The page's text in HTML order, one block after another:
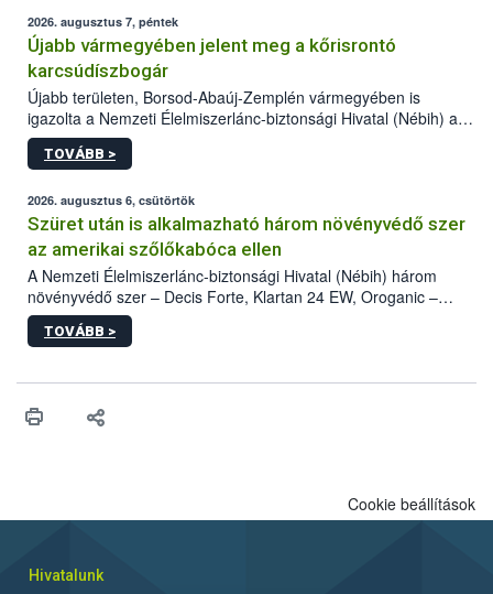
2026. augusztus 7, péntek
Újabb vármegyében jelent meg a kőrisrontó
karcsúdíszbogár
Újabb területen, Borsod-Abaúj-Zemplén vármegyében is
igazolta a Nemzeti Élelmiszerlánc-biztonsági Hivatal (Nébih) a
kőrisrontó karcsúdíszbogár (Agrilus planipennis) jelenlétét. A
kártevőt nem csak színcsapdában találták meg, de már fertőzött
az intenzív felderítést, emellett az intézkedéseket a szlovák
hatósággal is összehangolják a terjedés megállítása érdekében.
TOVÁBB >
2026. augusztus 6, csütörtök
Szüret után is alkalmazható három növényvédő szer
az amerikai szőlőkabóca ellen
A Nemzeti Élelmiszerlánc-biztonsági Hivatal (Nébih) három
növényvédő szer – Decis Forte, Klartan 24 EW, Oroganic –
engedélyokiratát módosította, így azok a szüretet követően,
egészen a vesszőérettség (BBCH 91) stádiumáig
érésű szőlőkben is legyen lehetőség a károsító elleni további
felhasználók számára is elérhető és ökológiai termesztésben is
TOVÁBB >
Cookie beállítások
Hivatalunk